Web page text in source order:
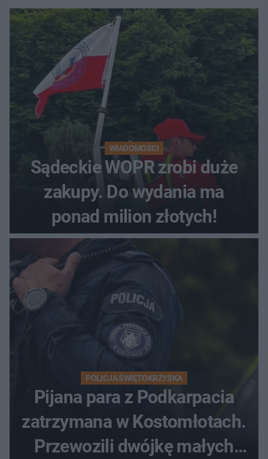
WIADOMOŚCI
Sądeckie WOPR zrobi duże
zakupy. Do wydania ma
ponad milion złotych!
POLICJA ŚWIĘTOKRZYSKA
Pijana para z Podkarpacia
zatrzymana w Kostomłotach.
Przewozili dwójkę małych